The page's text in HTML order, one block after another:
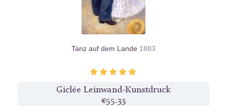
Tanz auf dem Lande 1883
Giclée Leinwand-Kunstdruck
€55.33